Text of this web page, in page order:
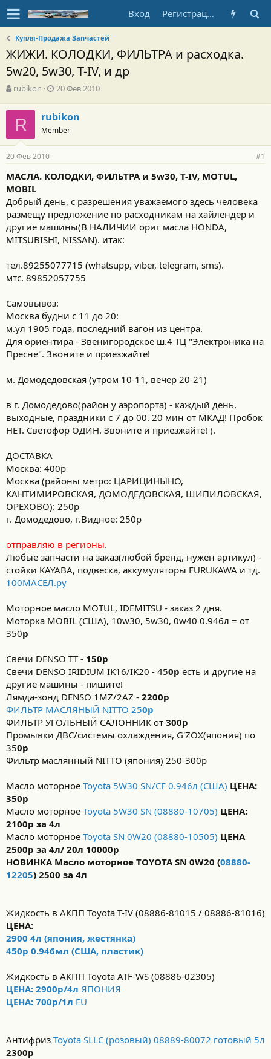
Вход Регистрация
Купля-Продажа Запчастей
ЖИЖИ. КОЛОДКИ, ФИЛЬТРА и расходка.
5w20, 5w30, T-IV, и др
А
т
о
р
т
е
м
ы
rubikon
Д
а
н
а
л
20 Фев 2010
R rubikon
Member
20 Фев 2010 #1
МАСЛА. КОЛОДКИ, ФИЛЬТРА и 5w30, T-IV, MOTUL,
MOBIL
Добрый день, с разрешения уважаемого здесь человека
размещу предложение по расходникам на хайлендер и
другие машины(В НАЛИЧИИ ориг масла HONDA,
MITSUBISHI, NISSAN). итак:
тел.89255077715 (whatsupp, viber, telegram, sms).
мтс. 89852057755
Самовывоз:
Москва будни с 11 до 20:
м.ул 1905 года, последний вагон из центра.
Для ориентира - Звенигородское ш.4 ТЦ "Электроника на
Пресне". Звоните и приезжайте!
м. Домодедовская (утром 10-11, вечер 20-21)
в г. Домодедово(район у аэропорта) - каждый день,
выходные, праздники с 7 до 00. 20 мин от МКАД! Пробок
НЕТ. Светофор ОДИН. Звоните и приезжайте! ).
ДОСТАВКА
Москва: 400р
Москва (районы метро: ЦАРИЦИНЫНО,
КАНТИМИРОВСКАЯ, ДОМОДЕДОВСКАЯ, ШИПИЛОВСКАЯ,
ОРЕХОВО): 250р
г. Домодедово, г.Видное: 250р
отправляю в регионы.
Любые запчасти на заказ(любой бренд, нужен артикул) -
стойки KAYABA, подвеска, аккумуляторы FURUKAWA и тд.
100МАСЕЛ.ру
Моторное масло MOTUL, IDEMITSU - заказ 2 дня.
Моторка MOBIL (США), 10w30, 5w30, 0w40 0.946л = от
350р
Свечи DENSO TT - 150р
Свечи DENSO IRIDIUM IK16/IK20 - 450р есть и другие на
другие машины - пишите!
Лямда-зонд DENSO 1MZ/2AZ - 2200р
ФИЛЬТР МАСЛЯНЫЙ NITTO 250р
ФИЛЬТР УГОЛЬНЫЙ САЛОННИК от 300р
Промывки ДВС/системы охлаждения, G'ZOX(япония) по
350р
Фильтр маслянный NITTO (япония) 250-300р
Масло моторное Toyota 5W30 SN/CF 0.946л (США) ЦЕНА:
350р
Масло моторное Toyota 5W30 SN (08880-10705) ЦЕНА:
2100р за 4л
Масло моторное Toyota SN 0W20 (08880-10505) ЦЕНА
2500р за 4л/ 20л 10000р
НОВИНКА Масло моторное TOYOTA SN 0W20 (08880-
12205) 2500 за 4л
Жидкость в АКПП Toyota T-IV (08886-81015 / 08886-81016)
ЦЕНА:
2900 4л (япония, жестянка)
450р 0.946мл (США, пластик)
Жидкость в АКПП Toyota ATF-WS (08886-02305)
ЦЕНА: 2900р/4л ЯПОНИЯ
ЦЕНА: 700р/1л EU
Антифриз Toyota SLLC (розовый) 08889-80072 готовый 5л
2300р